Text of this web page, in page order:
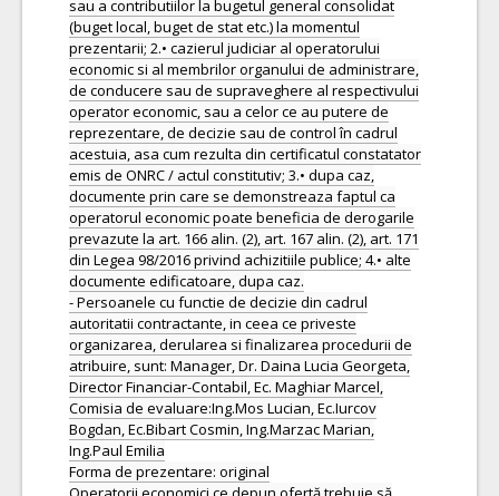
sau a contributiilor la bugetul general consolidat
(buget local, buget de stat etc.) la momentul
prezentarii; 2.• cazierul judiciar al operatorului
economic si al membrilor organului de administrare,
de conducere sau de supraveghere al respectivului
operator economic, sau a celor ce au putere de
reprezentare, de decizie sau de control în cadrul
acestuia, asa cum rezulta din certificatul constatator
emis de ONRC / actul constitutiv; 3.• dupa caz,
documente prin care se demonstreaza faptul ca
operatorul economic poate beneficia de derogarile
prevazute la art. 166 alin. (2), art. 167 alin. (2), art. 171
din Legea 98/2016 privind achizitiile publice; 4.• alte
documente edificatoare, dupa caz.
- Persoanele cu functie de decizie din cadrul
autoritatii contractante, in ceea ce priveste
organizarea, derularea si finalizarea procedurii de
atribuire, sunt: Manager, Dr. Daina Lucia Georgeta,
Director Financiar-Contabil, Ec. Maghiar Marcel,
Comisia de evaluare:Ing.Mos Lucian, Ec.Iurcov
Bogdan, Ec.Bibart Cosmin, Ing.Marzac Marian,
Ing.Paul Emilia
Forma de prezentare: original